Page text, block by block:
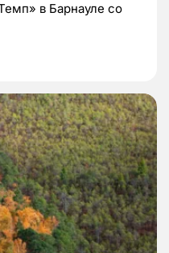
в Барнауле со